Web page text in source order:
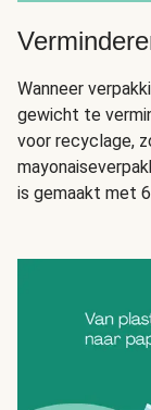
Wanneer
gewicht te
voor recyclage,
is gemaakt met